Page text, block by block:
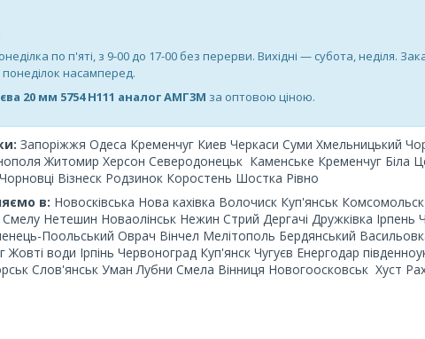
по п'яті, з 9-00 до 17-00 без перерви. Вихідні — субота, неділя.
насамперед.
20 мм 5754 Н111 аналог АМГ3М за оптовою ціною.
Запоріжжя Одеса Кременчуг Киев Черкаси Суми Хмельницький
Житомир Херсон Северодонецьк Каменське Кременчуг Біла
Візнеск Родзинок Коростень Шостка Рівно
в: Новосківська Нова кахівка Волочиск Куп'янськ Комсомольск
Смелу Нетешин Новаолінськ Нежин Стрий Дергачі Дружківка Ірпень
Поольський Оврач Вінчел Мелітополь Бердянський
Жовті води Ірпінь Червоноград Куп'янск Чугуєв Енергодар
Слов'янськ Уман Лубни Смела Вінниця Новогоосковськ Хуст